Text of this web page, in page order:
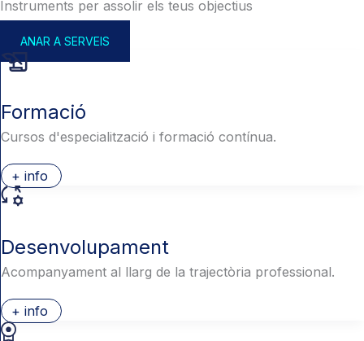
Instruments per assolir els teus objectius
ANAR A SERVEIS
Formació
Cursos d'especialització i formació contínua.
+ info
Desenvolupament
Acompanyament al llarg de la trajectòria professional.
+ info